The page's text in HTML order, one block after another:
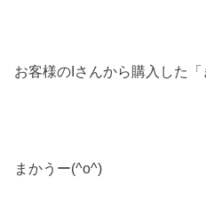
お客様のIさんから購入した「
まかうー(^o^)